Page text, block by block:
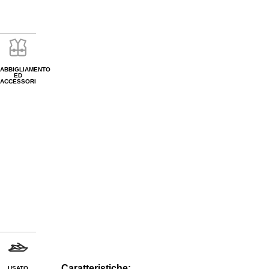
ABBIGLIAMENTO
ED
ACCESSORI